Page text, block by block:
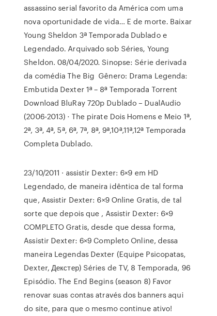
assassino serial favorito da América com uma
nova oportunidade de vida… E de morte. Baixar
Young Sheldon 3ª Temporada Dublado e
Legendado. Arquivado sob Séries, Young
Sheldon. 08/04/2020. Sinopse: Série derivada
da comédia The Big Gênero: Drama Legenda:
Embutida Dexter 1ª – 8ª Temporada Torrent
Download BluRay 720p Dublado – DualAudio
(2006-2013) · The pirate Dois Homens e Meio 1ª,
2ª, 3ª, 4ª, 5ª, 6ª, 7ª, 8ª, 9ª,10ª,11ª,12ª Temporada
Completa Dublado.
23/10/2011 · assistir Dexter: 6×9 em HD
Legendado, de maneira idêntica de tal forma
que, Assistir Dexter: 6×9 Online Gratis, de tal
sorte que depois que , Assistir Dexter: 6×9
COMPLETO Gratis, desde que dessa forma,
Assistir Dexter: 6×9 Completo Online, dessa
maneira Legendas Dexter (Equipe Psicopatas,
Dexter, Декстер) Séries de TV, 8 Temporada, 96
Episódio. The End Begins (season 8) Favor
renovar suas contas através dos banners aqui
do site, para que o mesmo continue ativo!